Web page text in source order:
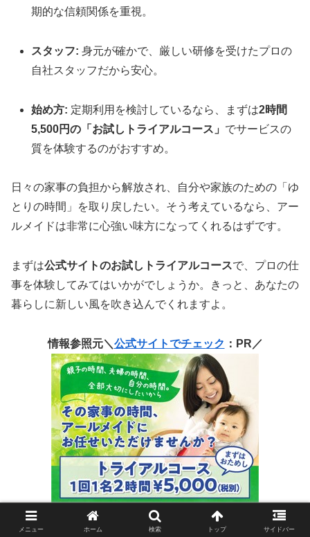
期的な信頼関係を重視。
スタッフ: 身元が確かで、厳しい研修を受けたプロの
自社スタッフだから安心。
始め方: 定期利用を検討しているなら、まずは2時間
5,500円の「お試しトライアルコース」 でサービスの
質を体験するのがおすすめ。
日々の家事の負担から解放され、自分や家族のための「ゆ
とりの時間」を取り戻したい。そう考えているなら、アー
ルメイドは非常に心強い味方になってくれるはずです。
まずは公式サイトのお試しトライアルコースで、プロの仕
事を体験してみてはいかがでしょうか。きっと、あなたの
暮らしに新しい風を吹き込んでくれますよ。
情報参照元＼ 公式サイトでチェック ：PR／
メニュー ホーム 検索 トップ サイドバー